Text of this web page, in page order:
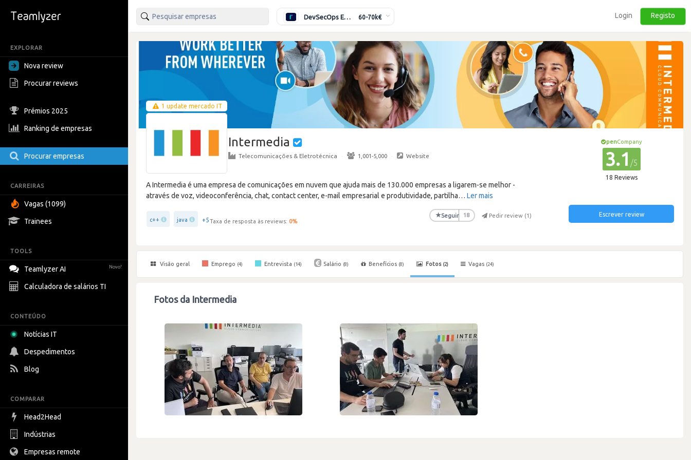
EXPLORAR
Nova review
Procurar reviews
Prémios 2025
Ranking de empresas
Procurar empresas
CARREIRAS
Vagas (1099)
Trainees
TOOLS
Teamlyzer AI Novo!
Calculadora de salários TI
CONTEÚDO
Notícias IT
Despedimentos
Blog
COMPARAR
Head2Head
Indústrias
Empresas remote
DevSecOps Engineer 60-70k€ Login Registo
1 update mercado IT
Intermedia
Telecomunicações & Eletrotécnica · 1,001-5,000 · Website
A Intermedia é uma empresa de comunicações em nuvem que ajuda mais de 130.000 empresas a ligarem-se melhor -
através de voz, videoconferência, chat, contact center, e-mail empresarial e produtividade, partilha… Ler mais
c++ java +5Taxa de resposta às reviews: 0%
★Seguir 18 Pedir review (1)
penCompany
3.1 /5
18 Reviews
Escrever review
Visão geral Emprego (4) Entrevista (14) Salário (8) Benefícios (8) Fotos (2) Vagas (24)
Fotos da Intermedia